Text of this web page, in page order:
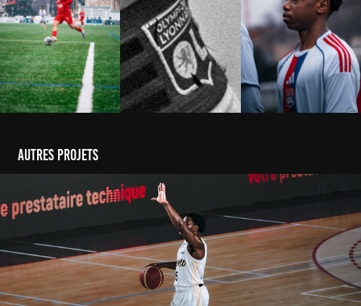
AUTRES projets
LYONSO - CHARTRES (NM1 - BASKET)